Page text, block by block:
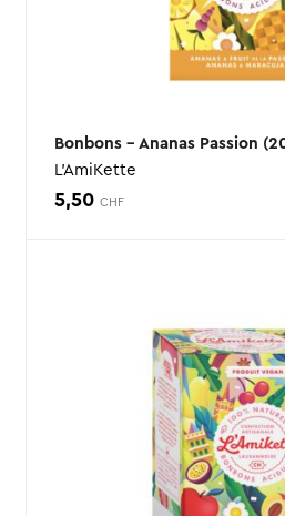
Bonbons – Ananas Passion
L'AmiKette
5,50 CHF